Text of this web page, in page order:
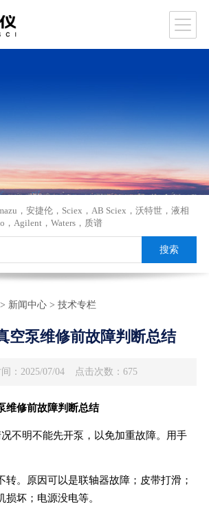
， 安捷伦， Sciex ， AB Sciex ， 沃特世， 液相
， Agilent ， Waters， 质谱
新闻中心> 技术专栏
空泵维修前故障判断总结
：2025/07/04 点击次数：675
维修前故障判断总结
不明不能先开泵，以免加重故障。用手
。原因可以是联轴器故障；皮带打滑；
坏；电源没电等。